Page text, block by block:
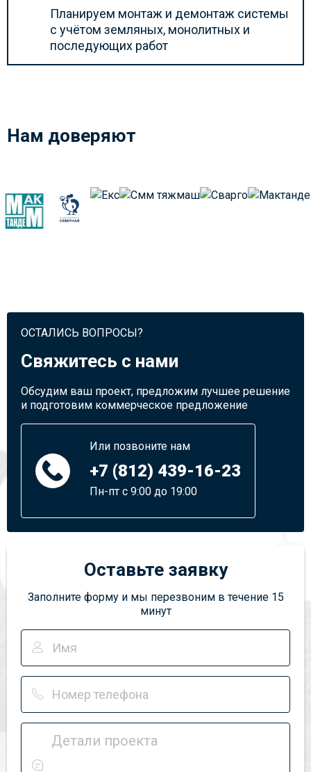
Планируем монтаж и демонтаж системы
с учётом земляных, монолитных и
последующих работ
Нам доверяют
ОСТАЛИСЬ ВОПРОСЫ?
Свяжитесь с нами
Обсудим ваш проект, предложим лучшее решение
и подготовим коммерческое предложение
Или позвоните нам
+7 (812) 439-16-23
Пн-пт с 9:00 до 19:00
Оставьте заявку
Заполните форму и мы перезвоним в течение 15
минут
Детали проекта